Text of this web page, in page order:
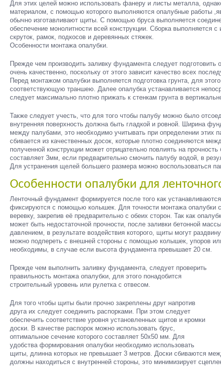
Для этих целей можно использовать фанеру и листы металла,
материалом, с помощью которого выполняются опалубные работы
обычно изготавливают щиты. С помощью бруса выполняется
обеспечение монолитности всей конструкции. Сборка выполняется
скруток, рамок, подкосов и деревянных стяжек.
Особенности монтажа опалубки.
Прежде чем производить заливку фундамента следует подготовить
очень качественно, поскольку от этого зависит качество всех
Перед монтажом опалубки выполняется подготовка грунта, для
соответствующую траншею. Далее опалубка устанавливается
следует максимально плотно прижать к стенкам грунта в
Также следует учесть, что для того чтобы палубу можно было
внутренняя поверхность должна быть гладкой и ровной. Ширина
между палубами, это необходимо учитывать при определении этих
сбивается из качественных досок, которые плотно соединяются
полученной конструкции может отрицательно повлиять на
составляет 3мм, если предварительно смочить палубу водой, в
Для устранения щелей большего размера можно воспользоваться
Особенности опалубки для
Ленточный фундамент формируется после того как
фиксируются с помощью колышек. Для точности монтажа опалубки
веревку, закрепив её предварительно с обеих сторон. Так как
может быть недостаточной прочности, после заливки бетонной
давлением, в результате воздействия которого, щиты могут
можно подпереть с внешней стороны с помощью колышек, упоров
необходимы, в случае если высота фундамента превышает 20 см.
Прежде чем выполнить заливку фундамента, следует проверить
правильность монтажа опалубки, для этого понадобится
строительный уровень или рулетка с отвесом.
Для того чтобы щиты были прочно закреплены друг напротив
друга их следует соединить распорками. При этом следует
обеспечить соответствие уровня установленных щитов и кромки
доски. В качестве распорок можно использовать брус,
оптимальное сечение которого составляет 50х50 мм. Для
удобства формирования опалубки необходимо использовать
щиты, длинна которых не превышает 3 метров. Доски сбиваются
должны находиться с внутренней стороны, это минимизирует